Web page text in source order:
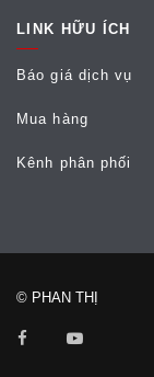
LINK HỮU ÍCH
Báo giá dịch vụ
Mua hàng
Kênh phân phối
© PHAN THỊ